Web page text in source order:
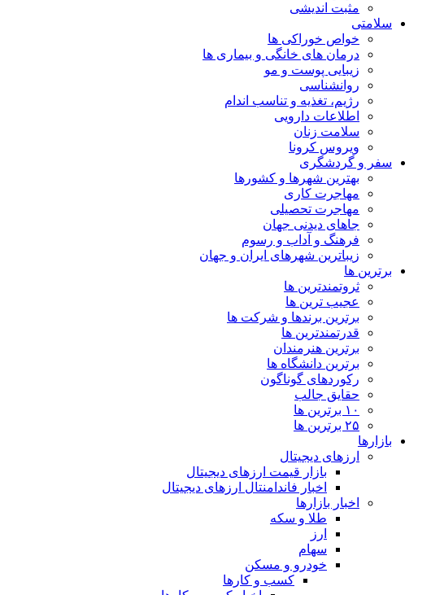
مثبت اندیشی
سلامتی
خواص خوراکی ها
درمان های خانگی و بیماری ها
زیبایی پوست و مو
روانشناسی
رژیم، تغذیه و تناسب اندام
اطلاعات دارویی
سلامت زنان
ویروس کرونا
سفر و گردشگری
بهترین شهرها و کشورها
مهاجرت کاری
مهاجرت تحصیلی
جاهای دیدنی جهان
فرهنگ و آداب و رسوم
زیباترین شهرهای ایران و جهان
برترین ها
ثروتمندترین ها
عجیب ترین ها
برترین برندها و شرکت ها
قدرتمندترین ها
برترین هنرمندان
برترین دانشگاه ها
رکوردهای گوناگون
حقایق جالب
۱۰ برترین ها
۲۵ برترین ها
بازارها
ارزهای دیجیتال
بازار قیمت ارزهای دیجیتال
اخبار فاندامنتال ارزهای دیجیتال
اخبار بازارها
طلا و سکه
ارز
سهام
خودرو و مسکن
کسب و کارها